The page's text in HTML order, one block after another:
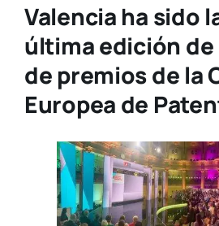
Valencia ha sido
última edición
de premios de la
Europea de